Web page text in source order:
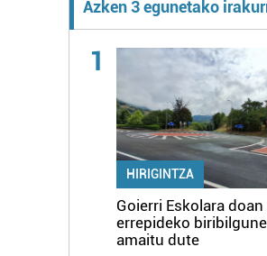
Azken 3 egunetako
1
HIRIGINTZA
Goierri Eskolara doan
errepideko
amaitu dute